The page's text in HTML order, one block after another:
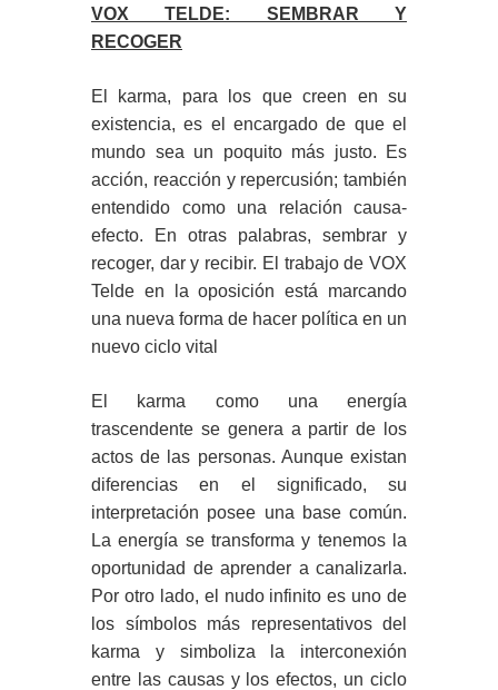
VOX TELDE: SEMBRAR Y
RECOGER
El karma, para los que creen en su
existencia, es el encargado de que el
mundo sea un poquito más justo. Es
acción, reacción y repercusión; también
entendido como una relación causa-
efecto. En otras palabras, sembrar y
recoger, dar y recibir. El trabajo de VOX
Telde en la oposición está marcando
una nueva forma de hacer política en un
nuevo ciclo vital
El karma como una energía
trascendente se genera a partir de los
actos de las personas. Aunque existan
diferencias en el significado, su
interpretación posee una base común.
La energía se transforma y tenemos la
oportunidad de aprender a canalizarla.
Por otro lado, el nudo infinito es uno de
los símbolos más representativos del
karma y simboliza la interconexión
entre las causas y los efectos, un ciclo